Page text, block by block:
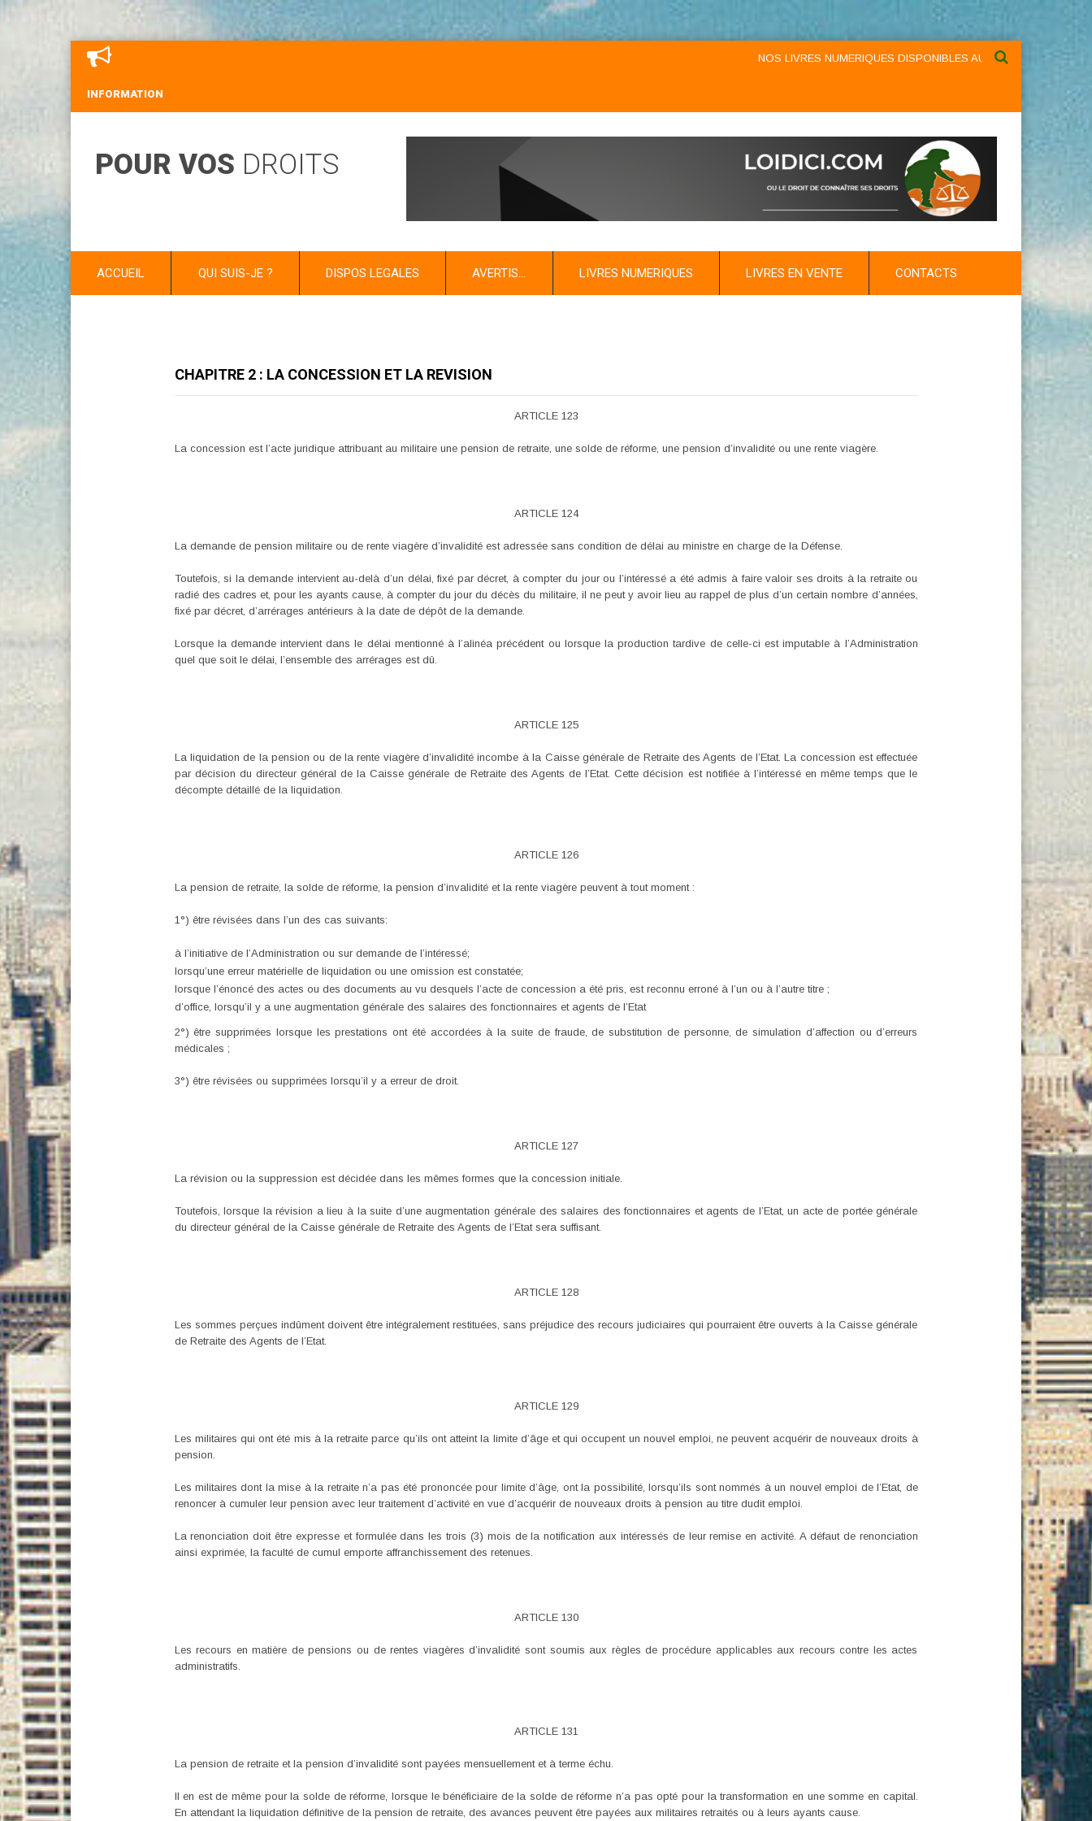
INFORMATION
NOS LIVRES NUMERIQUES DISPONIBLES AU NIVEAU DU MENU ...NOS
POUR VOS DROITS
ACCUEIL QUI SUIS-JE ? DISPOS LEGALES AVERTIS… LIVRES NUMERIQUES LIVRES EN VENTE CONTACTS
CHAPITRE 2 : LA CONCESSION ET LA REVISION
ARTICLE 123
La concession est l’acte juridique attribuant au militaire une pension de retraite, une solde de réforme, une pension d’invalidité ou une rente viagère.
ARTICLE 124
La demande de pension militaire ou de rente viagère d’invalidité est adressée sans condition de délai au ministre en charge de la Défense.
Toutefois, si la demande intervient au-delà d’un délai, fixé par décret, à compter du jour ou l’intéressé a été admis à faire valoir ses droits à la retraite ou
radié des cadres et, pour les ayants cause, à compter du jour du décès du militaire, il ne peut y avoir lieu au rappel de plus d’un certain nombre d’années,
fixé par décret, d’arrérages antérieurs à la date de dépôt de la demande.
Lorsque la demande intervient dans le délai mentionné à l’alinéa précédent ou lorsque la production tardive de celle-ci est imputable à l’Administration
quel que soit le délai, l’ensemble des arrérages est dû.
ARTICLE 125
La liquidation de la pension ou de la rente viagère d’invalidité incombe à la Caisse générale de Retraite des Agents de l’Etat. La concession est effectuée
par décision du directeur général de la Caisse générale de Retraite des Agents de l’Etat. Cette décision est notifiée à l’intéressé en même temps que le
décompte détaillé de la liquidation.
ARTICLE 126
La pension de retraite, la solde de réforme, la pension d’invalidité et la rente viagère peuvent à tout moment :
1°) être révisées dans l’un des cas suivants:
à l’initiative de l’Administration ou sur demande de l’intéressé;
lorsqu’une erreur matérielle de liquidation ou une omission est constatée;
lorsque l’énoncé des actes ou des documents au vu desquels l’acte de concession a été pris, est reconnu erroné à l’un ou à l’autre titre ;
d’office, lorsqu’il y a une augmentation générale des salaires des fonctionnaires et agents de l’Etat
2°) être supprimées lorsque les prestations ont été accordées à la suite de fraude, de substitution de personne, de simulation d’affection ou d’erreurs
médicales ;
3°) être révisées ou supprimées lorsqu’il y a erreur de droit.
ARTICLE 127
La révision ou la suppression est décidée dans les mêmes formes que la concession initiale.
Toutefois, lorsque la révision a lieu à la suite d’une augmentation générale des salaires des fonctionnaires et agents de l’Etat, un acte de portée générale
du directeur général de la Caisse générale de Retraite des Agents de l’Etat sera suffisant.
ARTICLE 128
Les sommes perçues indûment doivent être intégralement restituées, sans préjudice des recours judiciaires qui pourraient être ouverts à la Caisse générale
de Retraite des Agents de l’Etat.
ARTICLE 129
Les militaires qui ont été mis à la retraite parce qu’ils ont atteint la limite d’âge et qui occupent un nouvel emploi, ne peuvent acquérir de nouveaux droits à
pension.
Les militaires dont la mise à la retraite n’a pas été prononcée pour limite d’âge, ont la possibilité, lorsqu’ils sont nommés à un nouvel emploi de l’Etat, de
renoncer à cumuler leur pension avec leur traitement d’activité en vue d’acquérir de nouveaux droits à pension au titre dudit emploi.
La renonciation doit être expresse et formulée dans les trois (3) mois de la notification aux intéressés de leur remise en activité. A défaut de renonciation
ainsi exprimée, la faculté de cumul emporte affranchissement des retenues.
ARTICLE 130
Les recours en matière de pensions ou de rentes viagères d’invalidité sont soumis aux règles de procédure applicables aux recours contre les actes
administratifs.
ARTICLE 131
La pension de retraite et la pension d’invalidité sont payées mensuellement et à terme échu.
II en est de même pour la solde de réforme, lorsque le bénéficiaire de la solde de réforme n’a pas opté pour la transformation en une somme en capital.
En attendant la liquidation définitive de la pension de retraite, des avances peuvent être payées aux militaires retraités ou à leurs ayants cause.